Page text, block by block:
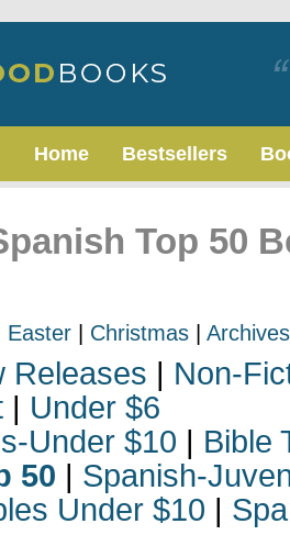
Home Bestsellers
Top 50
Easter Christmas Archives
Releases | Non-
| Under $6
Under $10 | Bible
50 | Spanish-
Under $10 |